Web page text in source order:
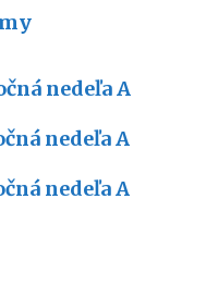
nedeľa A
nedeľa A
nedeľa A